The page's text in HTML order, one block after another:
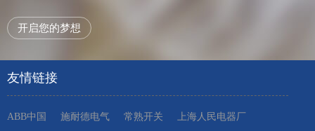
开启您的梦想
友情链接
ABB中国 施耐德电气 常熟开关
上海人民电器厂